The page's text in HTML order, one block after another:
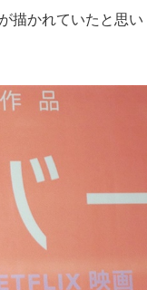
描かれていたと思い